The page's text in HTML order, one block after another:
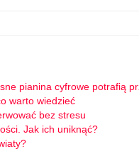
pianina cyfrowe potrafią
warto wiedzieć
bez stresu
Jak ich uniknąć?